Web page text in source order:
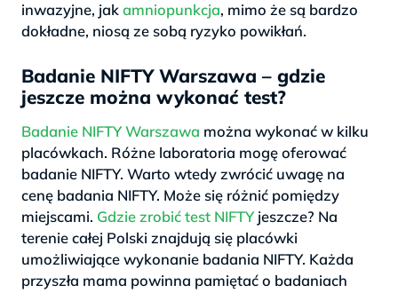
inwazyjne, jakamniopunkcja, mimo że są bardzo
dokładne, niosą ze sobą ryzyko powikłań.
Badanie NIFTY Warszawa – gdzie
jeszcze można wykonać test?
Badanie NIFTY Warszawa można wykonać w kilku
placówkach. Różne laboratoria mogę oferować
badanie NIFTY. Warto wtedy zwrócić uwagę na
cenę badania NIFTY. Może się różnić pomiędzy
miejscami. Gdzie zrobić test NIFTYjeszcze? Na
terenie całej Polski znajdują się placówki
umożliwiające wykonanie badania NIFTY. Każda
przyszła mama powinna pamiętać o badaniach